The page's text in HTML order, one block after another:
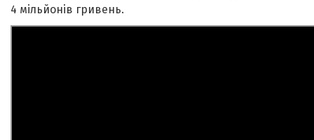
4 мільйонів гривень.